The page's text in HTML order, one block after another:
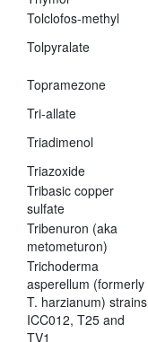
Tolclofos-methyl
Tolpyralate
Topramezone
Tri-allate
Triadimenol
Triazoxide
Tribasic copper
sulfate
Tribenuron (aka
metometuron)
Trichoderma
asperellum (formerly
T. harzianum) strains
ICC012, T25 and
TV1